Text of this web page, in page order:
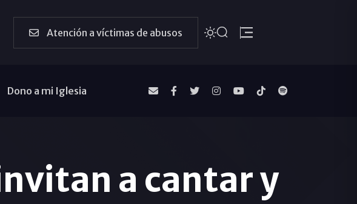
Atención a víctimas de abusos
Dono a mi Iglesia
a cantar y